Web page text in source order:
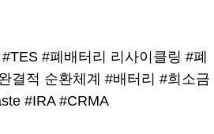
#TES #폐배터리 리사이클링 #폐
결적 순환체계 #배터리 #희소금
#IRA #CRMA